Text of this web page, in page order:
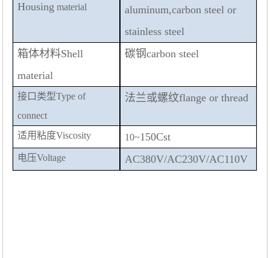
Housing material
aluminum,carbon steel or
stainless steel
箱体材料Shell
material
碳钢carbon steel
接口类型Type of
connect
法兰或螺纹flange or thread
适用粘度Viscosity 10~150Cst
电压Voltage AC380V/AC230V/AC110V